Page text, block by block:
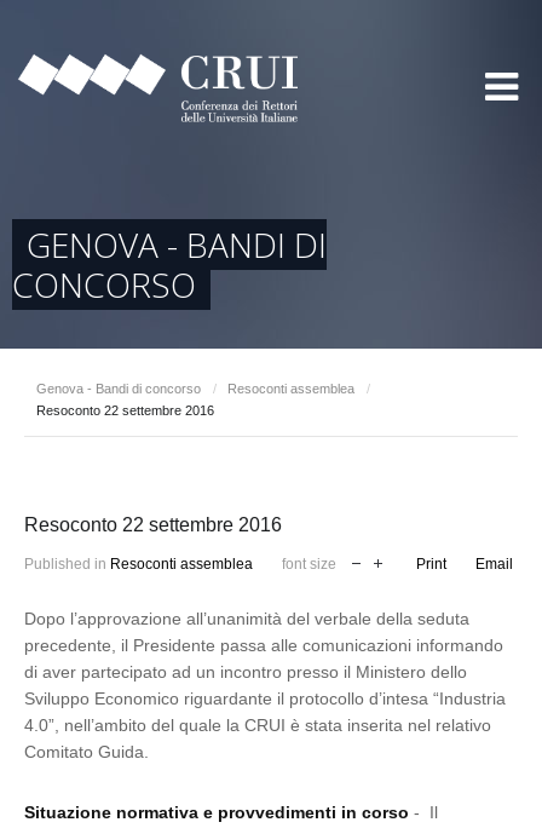
GENOVA - BANDI DI
CONCORSO
Genova - Bandi di concorso / Resoconti assemblea
/
Resoconto 22 settembre 2016
Resoconto 22 settembre 2016
Published in Resoconti assemblea font size Print Email
Dopo l’approvazione all’unanimità del verbale della seduta
precedente, il Presidente passa alle comunicazioni informando
di aver partecipato ad un incontro presso il Ministero dello
Sviluppo Economico riguardante il protocollo d’intesa “Industria
4.0”, nell’ambito del quale la CRUI è stata inserita nel relativo
Comitato Guida.
Situazione normativa e provvedimenti in corso - Il